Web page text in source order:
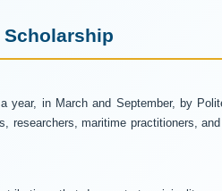
in March and September, by
maritime practitioners,